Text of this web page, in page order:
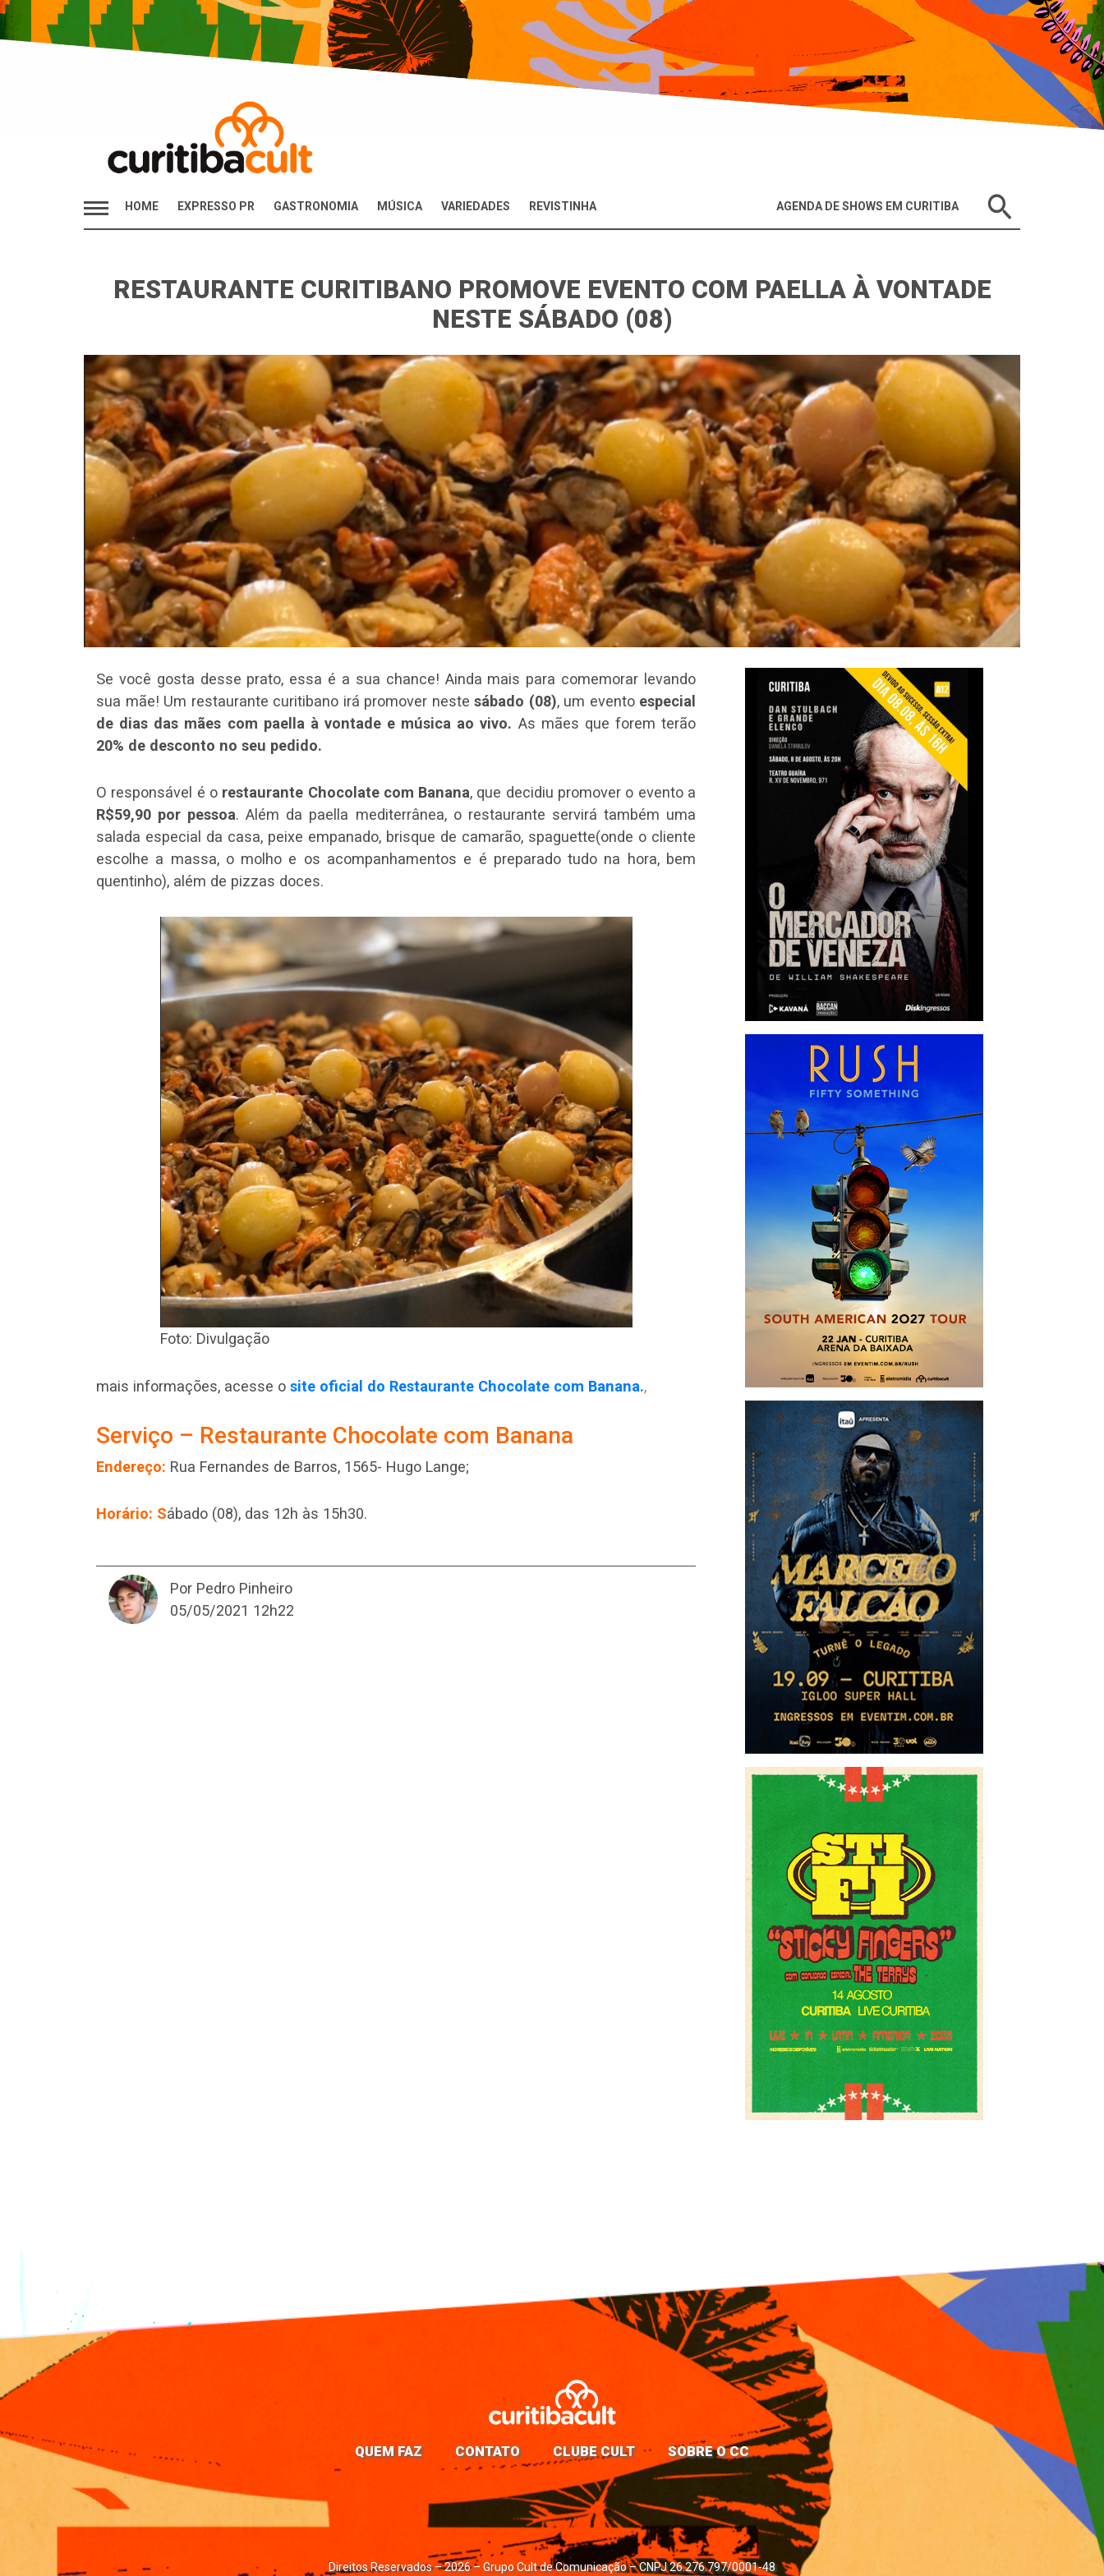
HOME EXPRESSO PR GASTRONOMIA MÚSICA VARIEDADES REVISTINHA AGENDA DE SHOWS EM CURITIBA
RESTAURANTE CURITIBANO PROMOVE EVENTO COM PAELLA À VONTADE
NESTE SÁBADO (08)
Se você gosta desse prato, essa é a sua chance! Ainda mais para comemorar levando
sua mãe! Um restaurante curitibano irá promover neste sábado (08), um evento especial
de dias das mães com paella à vontade e música ao vivo. As mães que forem terão
20% de desconto no seu pedido.
O responsável é o restaurante Chocolate com Banana, que decidiu promover o evento a
R$59,90 por pessoa. Além da paella mediterrânea, o restaurante servirá também uma
salada especial da casa, peixe empanado, brisque de camarão, spaguette(onde o cliente
escolhe a massa, o molho e os acompanhamentos e é preparado tudo na hora, bem
quentinho), além de pizzas doces.
Foto: Divulgação
mais informações, acesse o site oficial do Restaurante Chocolate com Banana.,
Serviço – Restaurante Chocolate com Banana
Endereço: Rua Fernandes de Barros, 1565- Hugo Lange;
Horário: Sábado (08), das 12h às 15h30.
Por Pedro Pinheiro
05/05/2021 12h22
QUEM FAZ CONTATO CLUBE CULT SOBRE O CC
Direitos Reservados – 2026 – Grupo Cult de Comunicação – CNPJ 26.276.797/0001-48